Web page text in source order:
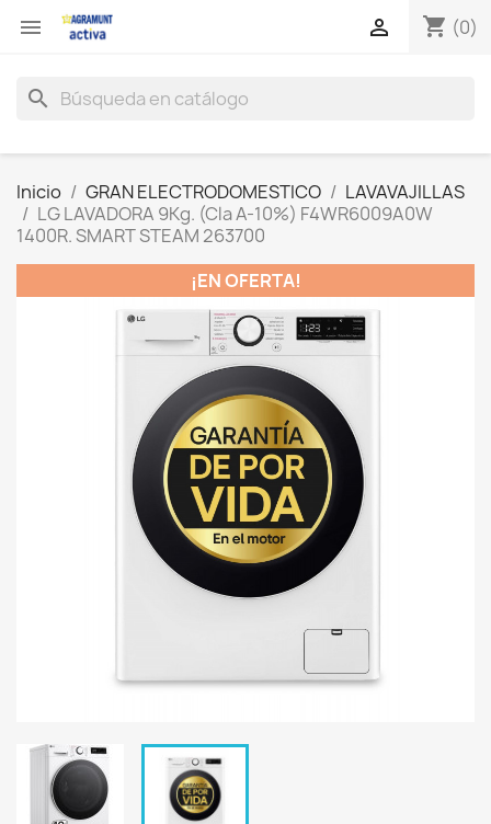
 shopping_cart (0)

search
Inicio GRAN ELECTRODOMESTICO
LAVAVAJILLAS
LG LAVADORA 9Kg. (Cla A-10%) F4WR6009A0W
1400R. SMART STEAM 263700
¡EN OFERTA!